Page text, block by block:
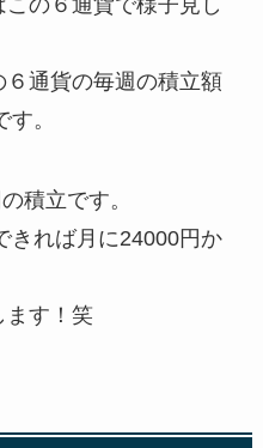
通貨の毎週の積立額
。
積立です。
きれば月に24000円か
ます！笑